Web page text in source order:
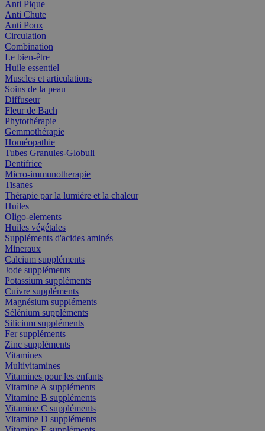
Anti Pique
Anti Chute
Anti Poux
Circulation
Combination
Le bien-être
Huile essentiel
Muscles et articulations
Soins de la peau
Diffuseur
Fleur de Bach
Phytothérapie
Gemmothérapie
Homéopathie
Tubes Granules-Globuli
Dentifrice
Micro-immunotherapie
Tisanes
Thérapie par la lumière et la chaleur
Huiles
Oligo-elements
Huiles végétales
Suppléments d'acides aminés
Mineraux
Calcium suppléments
Jode suppléments
Potassium suppléments
Cuivre suppléments
Magnésium suppléments
Sélénium suppléments
Silicium suppléments
Fer suppléments
Zinc suppléments
Vitamines
Multivitamines
Vitamines pour les enfants
Vitamine A suppléments
Vitamine B suppléments
Vitamine C suppléments
Vitamine D suppléments